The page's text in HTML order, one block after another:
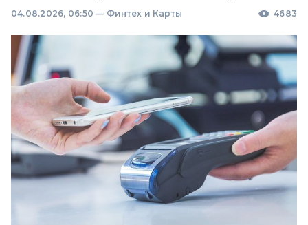
04.08.2026, 06:50 — Финтех и Карты 4683